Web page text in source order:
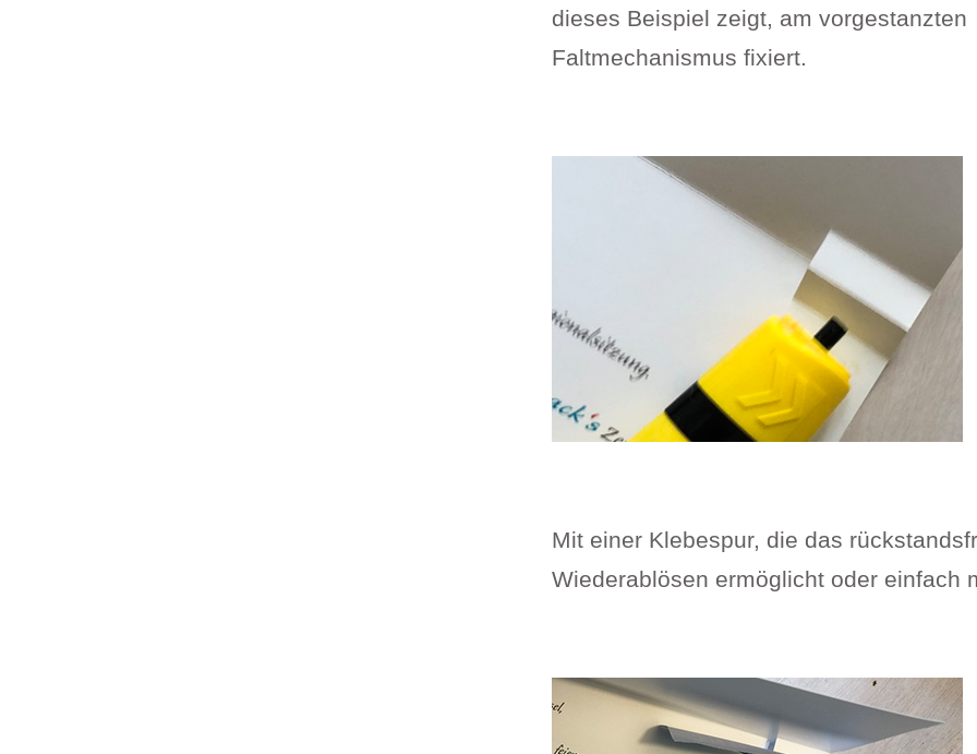
dieses Beispiel zeigt, am vorgestanzten
Faltmechanismus fixiert.
Mit einer Klebespur, die das
Wiederablösen ermöglicht oder einfach